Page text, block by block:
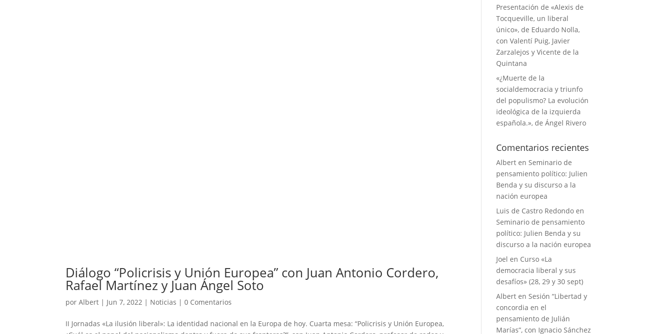
Diálogo “Policrisis y Unión Europea” con Juan Antonio Cordero,
Rafael Martínez y Juan Ángel Soto
porAlbert | Jun 7, 2022 | Noticias |0 Comentarios
II Jornadas «La ilusión liberal»: La identidad nacional en la Europa de hoy. Cuarta mesa: “Policrisis y Unión Europea,
Presentación de «Alexis de
Tocqueville, un liberal
único», de Eduardo Nolla,
con Valentí Puig, Javier
Zarzalejos y Vicente de la
Quintana
«¿Muerte de la
socialdemocracia y triunfo
del populismo? La evolución
ideológica de la izquierda
española.», de Ángel Rivero
Comentarios recientes
Albert enSeminario de
pensamiento político: Julien
Benda y su discurso a la
nación europea
Luis de Castro Redondo en
Seminario de pensamiento
político: Julien Benda y su
discurso a la nación europea
Joel en Curso «La
democracia liberal y sus
desafíos» (28, 29 y 30 sept)
Albert enSesión “Libertad y
concordia en el
pensamiento de Julián
Marías”, con Ignacio Sánchez